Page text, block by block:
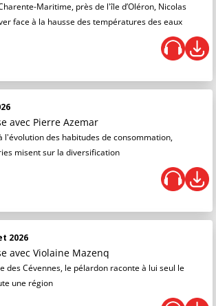
Maritime, près de l'île d’Oléron, Nicolas
face à la hausse des températures des eaux
avec Pierre Azemar
l'évolution des habitudes de consommation,
misent sur la diversification
2026
avec Violaine Mazenq
des Cévennes, le pélardon raconte à lui seul le
une région